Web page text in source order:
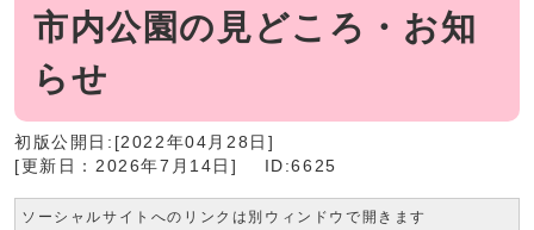
市内公園の見どころ・お知
らせ
初版公開日:[2022年04月28日]
[更新日：2026年7月14日]
ID:6625
ソーシャルサイトへのリンクは別ウィンドウで開きます